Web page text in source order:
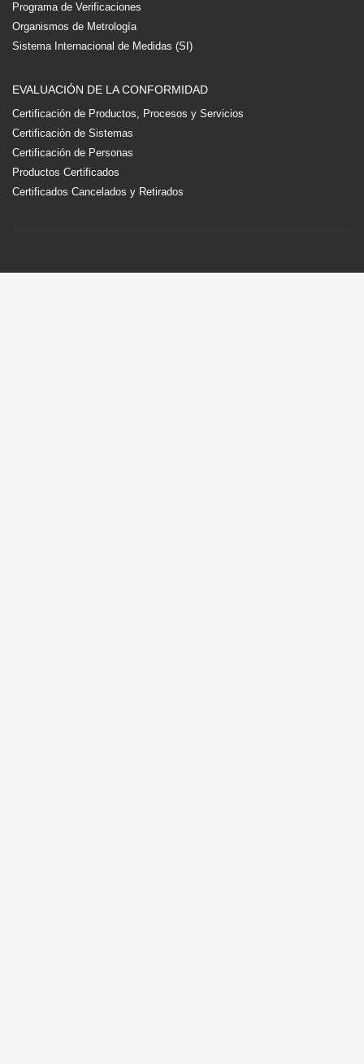
Programa de Verificaciones
Organismos de Metrología
Sistema Internacional de Medidas (SI)
EVALUACIÓN DE LA CONFORMIDAD
Certificación de Productos, Procesos y Servicios
Certificación de Sistemas
Certificación de Personas
Productos Certificados
Certificados Cancelados y Retirados